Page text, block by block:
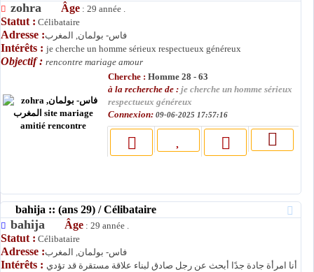
zohra Âge : 29 année .
Statut : Célibataire
Adresse :فاس- بولمان, المغرب
Intérêts : je cherche un homme sérieux respectueux généreux
Objectif : rencontre mariage amour
Cherche : Homme 28 - 63
à la recherche de : je cherche un homme sérieux
respectueux généreux
Connexion: 09-06-2025 17:57:16
bahija :: (ans 29) / Célibataire
bahija Âge : 29 année .
Statut : Célibataire
Adresse :فاس- بولمان, المغرب
Intérêts : أنا امرأة جادة جدًا أبحث عن رجل صادق لبناء علاقة مستقرة قد تؤدي